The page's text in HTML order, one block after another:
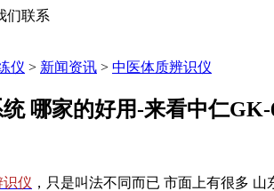
们联系
仪 > 新闻资讯 > 中医体质辨识仪
哪家的好用-来看中仁GK-
识仪 ，只是叫法不同而已 市面上有很多